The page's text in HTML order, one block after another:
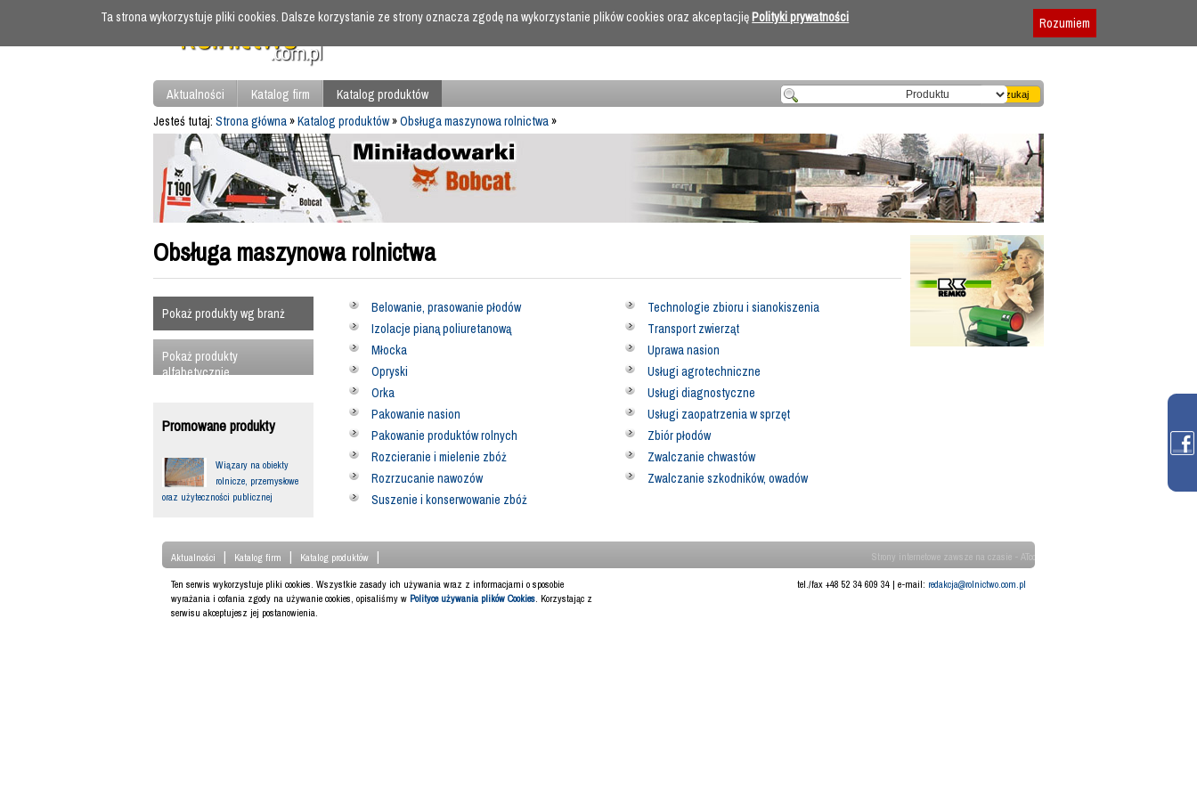
Regulamin
Aktualności Katalog firm
Katalog produktów
Jesteś tutaj: Strona główna»Katalog produktów»Obsługa maszynowa rolnictwa»
Obsługa maszynowa rolnictwa
Pokaż produkty wg branż
Pokaż produkty
alfabetycznie
Promowane produkty
Wiązary na obiekty
rolnicze, przemysłowe
oraz użyteczności publicznej
Belowanie, prasowanie płodów
Izolacje pianą poliuretanową
Młocka
Opryski
Orka
Pakowanie nasion
Pakowanie produktów rolnych
Rozcieranie i mielenie zbóż
Rozrzucanie nawozów
Suszenie i konserwowanie zbóż
Technologie zbioru i sianokiszenia
Transport zwierząt
Uprawa nasion
Usługi agrotechniczne
Usługi diagnostyczne
Usługi zaopatrzenia w sprzęt
Zbiór płodów
Zwalczanie chwastów
Zwalczanie szkodników, owadów
Aktualności | Katalog firm | Katalog produktów | Strony internetowe zawsze na czasie - ATcom
Ten serwis wykorzystuje pliki cookies. Wszystkie zasady ich używania wraz z informacjami o sposobie
wyrażania i cofania zgody na używanie cookies, opisaliśmy w Polityce używania plików Cookies. Korzystając z
serwisu akceptujesz jej postanowienia.
tel./fax +48 52 34 609 34 | e-mail: redakcja@rolnictwo.com.pl
Ta strona wykorzystuje pliki cookies. Dalsze korzystanie ze strony oznacza zgodę na wykorzystanie plików cookies oraz akceptacjięPolityki prywatności Rozumiem